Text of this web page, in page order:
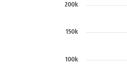
View as data
The chart has
The chart
100k
150k
200k